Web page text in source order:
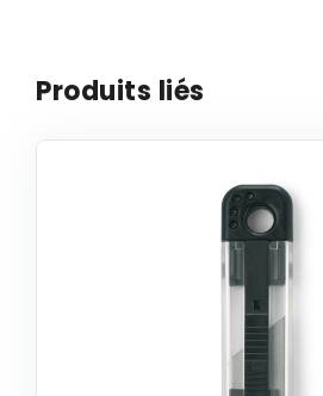
Produits liés